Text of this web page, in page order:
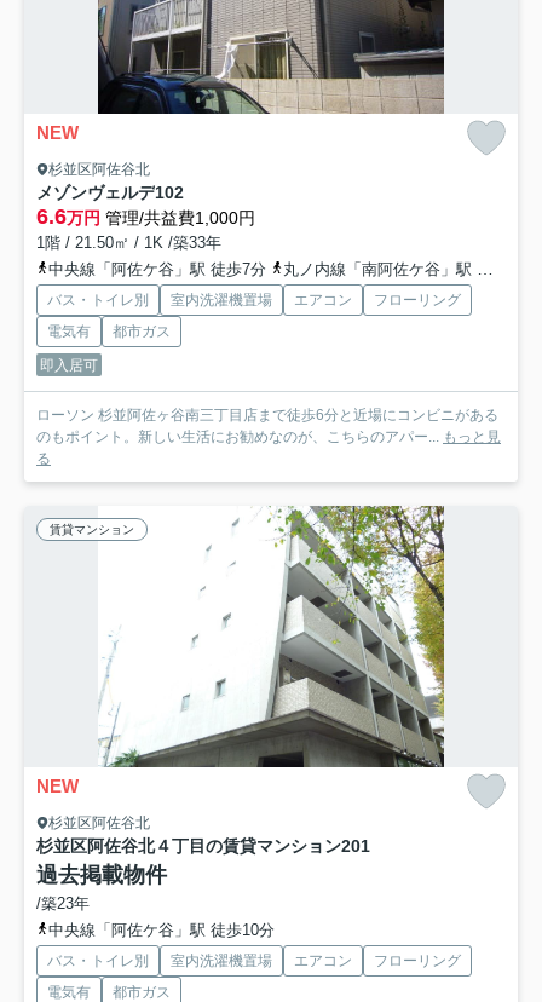
NEW
杉並区阿佐谷北
メゾンヴェルデ102
6.6万円 管理/共益費1,000円
1階 / 21.50㎡ / 1K /築33年
中央線「阿佐ケ谷」駅 徒歩7分
丸ノ内線「南阿佐ケ谷」駅 徒歩14分
バス・トイレ別 室内洗濯機置場 エアコン
フローリング
電気有
都市ガス
即入居可
ローソン 杉並阿佐ヶ谷南三丁目店まで徒歩6分と近場にコンビニがある
のもポイント。新しい生活にお勧めなのが、こちらのアパー... もっと見
る
賃貸マンション
NEW
杉並区阿佐谷北
杉並区阿佐谷北４丁目の賃貸マンション201
過去掲載物件
/築23年
中央線「阿佐ケ谷」駅 徒歩10分
バス・トイレ別 室内洗濯機置場 エアコン
フローリング
電気有
都市ガス